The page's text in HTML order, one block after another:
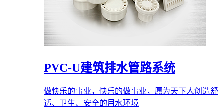
PVC-U建筑排水管路系统
做快乐的事业，快乐的做事业，愿为天下人创造舒
适、卫生、安全的用水环境